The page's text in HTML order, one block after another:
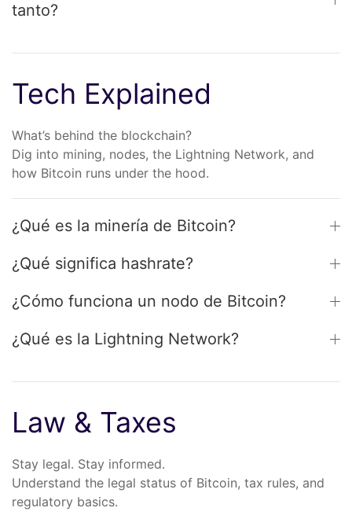
tanto?
Tech Explained
What’s behind the blockchain?
Dig into mining, nodes, the Lightning Network, and
how Bitcoin runs under the hood.
¿Qué es la minería de Bitcoin?
¿Qué significa hashrate?
¿Cómo funciona un nodo de Bitcoin?
¿Qué es la Lightning Network?
Law & Taxes
Stay legal. Stay informed.
Understand the legal status of Bitcoin, tax rules, and
regulatory basics.